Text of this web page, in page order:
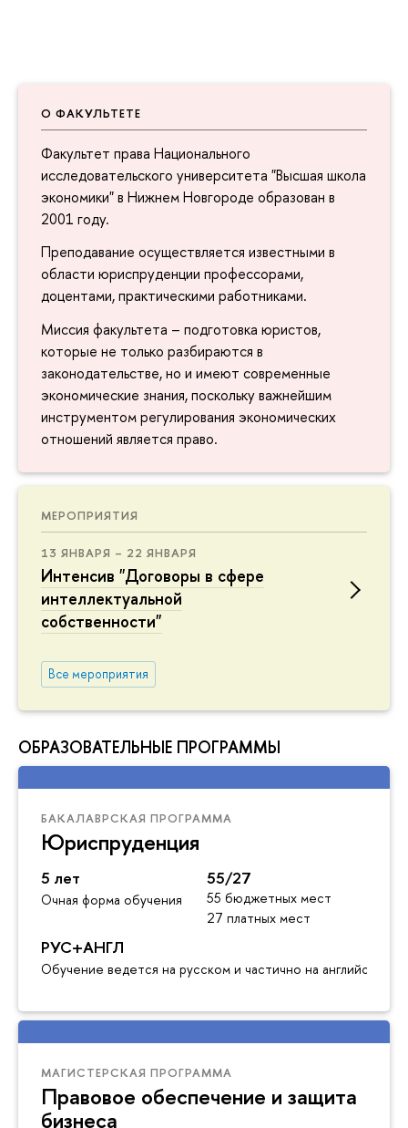
О ФАКУЛЬТЕТЕ
Факультет права Национального
исследовательского университета "Высшая школа
экономики" в Нижнем Новгороде образован в
2001 году.
Преподавание осуществляется известными в
области юриспруденции профессорами,
доцентами, практическими работниками.
Миссия факультета – подготовка юристов,
которые не только разбираются в
законодательстве, но и имеют современные
экономические знания, поскольку важнейшим
инструментом регулирования экономических
отношений является право.
МЕРОПРИЯТИЯ
13 ЯНВАРЯ – 22 ЯНВАРЯ
Интенсив "Договоры в сфере
интеллектуальной
собственности"
Все мероприятия
ОБРАЗОВАТЕЛЬНЫЕ ПРОГРАММЫ
БАКАЛАВРСКАЯ ПРОГРАММА
Юриспруденция
5 лет
Очная форма обучения
55/27
55 бюджетных мест
27 платных мест
РУС+АНГЛ
Обучение ведется на русском и частично на английском
МАГИСТЕРСКАЯ ПРОГРАММА
Правовое обеспечение и защита
бизнеса